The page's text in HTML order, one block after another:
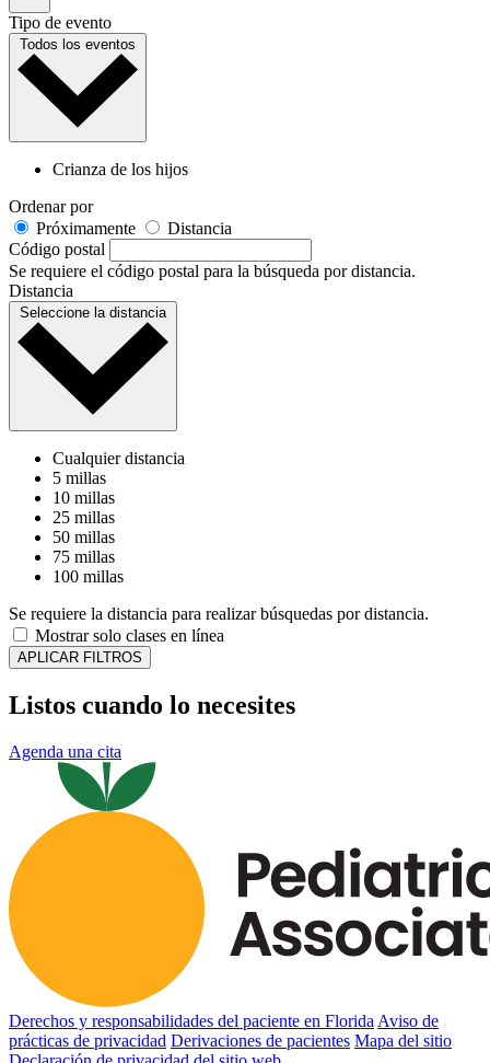
Tipo de evento
Todos los eventos
Crianza de los hijos
Ordenar por
Próximamente
Distancia
Código postal
Se requiere el código postal para la búsqueda por distancia.
Distancia
Seleccione la distancia
Cualquier distancia
5 millas
10 millas
25 millas
50 millas
75 millas
100 millas
Se requiere la distancia para realizar búsquedas por distancia.
Mostrar solo clases en línea
APLICAR FILTROS
Listos cuando lo necesites
Agenda una cita
Derechos y responsabilidades del paciente en Florida Aviso de
prácticas de privacidad Derivaciones de pacientes Mapa del sitio